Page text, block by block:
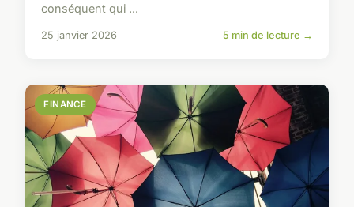
conséquent qui ...
25 janvier 2026 5 min de lecture →
FINANCE